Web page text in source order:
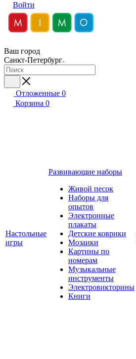
Войти
Ваш город
Санкт-Петербург
Отложенные 0
Корзина 0
Настольные
игры
Развивающие наборы
Живой песок
Наборы для
опытов
Электронные
плакаты
Детские коврики
Мозаики
Картины по
номерам
Музыкальные
инструменты
Электровикторины
Книги